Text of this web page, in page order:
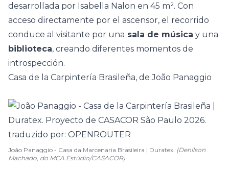
desarrollada por Isabella Nalon en 45 m². Con
acceso directamente por el ascensor, el recorrido
conduce al visitante por una sala de música y una
biblioteca, creando diferentes momentos de
introspección.
Casa de la Carpintería Brasileña, de João Panaggio
João Panaggio - Casa da Marcenaria Brasileira | Duratex. (Denilson
Machado, do MCA Estúdio/CASACOR)